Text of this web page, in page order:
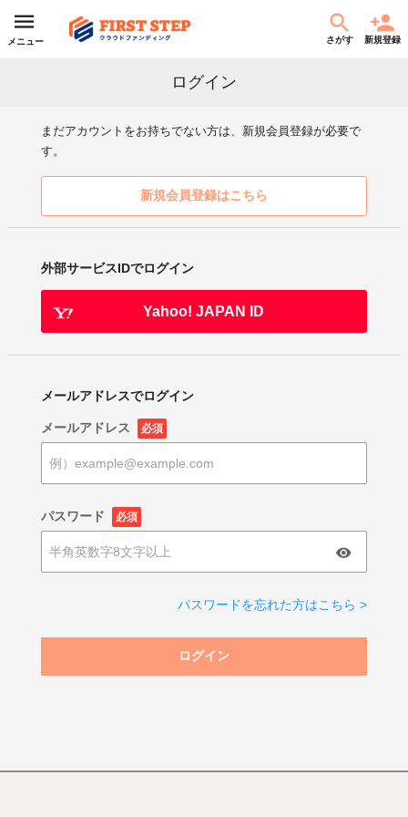
メニュー さがす 新規登録
ログイン
まだアカウントをお持ちでない方は、新規会員登録が必要で
す。
新規会員登録はこちら
外部サービスIDでログイン
Yahoo! JAPAN ID
メールアドレスでログイン
メールアドレス 必須
パスワード 必須
パスワードを忘れた方はこちら >
ログイン